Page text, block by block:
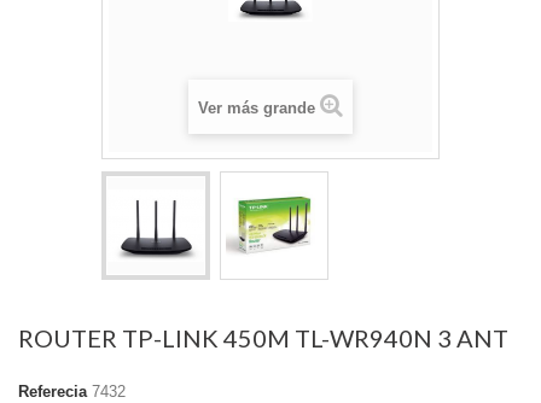
Ver más grande
ROUTER TP-LINK 450M TL-WR940N 3 ANT
Referecia 7432